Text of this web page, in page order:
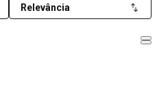
Relevância